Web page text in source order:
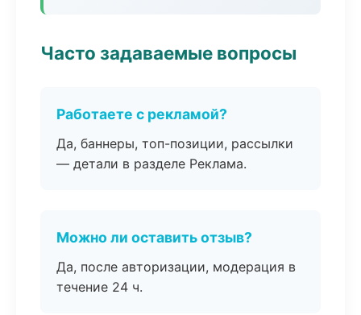
Часто задаваемые вопросы
Работаете с рекламой?
Да, баннеры, топ-позиции, рассылки
— детали в разделе Реклама.
Можно ли оставить отзыв?
Да, после авторизации, модерация в
течение 24 ч.